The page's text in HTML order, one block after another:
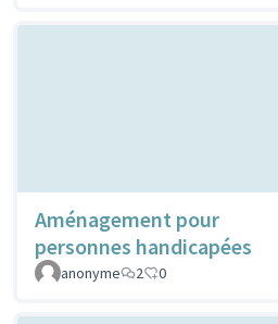
Aménagement pour
personnes handicapées
anonyme
2 0